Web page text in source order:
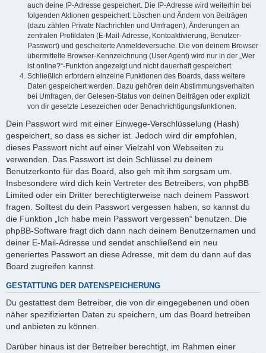
auch deine IP-Adresse gespeichert. Die IP-Adresse wird weiterhin bei
folgenden Aktionen gespeichert: Löschen und Ändern von Beiträgen
(dazu zählen Private Nachrichten und Umfragen), Änderungen an
zentralen Profildaten (E-Mail-Adresse, Kontoaktivierung, Benutzer-
Passwort) und gescheiterte Anmeldeversuche. Die von deinem Browser
übermittelte Browser-Kennzeichnung (User Agent) wird nur in der „Wer
ist online?“-Funktion angezeigt und nicht dauerhaft gespeichert.
Schließlich erfordern einzelne Funktionen des Boards, dass weitere
Daten gespeichert werden. Dazu gehören dein Abstimmungsverhalten
bei Umfragen, der Gelesen-Status von deinen Beiträgen oder explizit
von dir gesetzte Lesezeichen oder Benachrichtigungsfunktionen.
Dein Passwort wird mit einer Einwege-Verschlüsselung (Hash)
gespeichert, so dass es sicher ist. Jedoch wird dir empfohlen,
dieses Passwort nicht auf einer Vielzahl von Webseiten zu
verwenden. Das Passwort ist dein Schlüssel zu deinem
Benutzerkonto für das Board, also geh mit ihm sorgsam um.
Insbesondere wird dich kein Vertreter des Betreibers, von phpBB
Limited oder ein Dritter berechtigterweise nach deinem Passwort
fragen. Solltest du dein Passwort vergessen haben, so kannst du
die Funktion „Ich habe mein Passwort vergessen“ benutzen. Die
phpBB-Software fragt dich dann nach deinem Benutzernamen und
deiner E-Mail-Adresse und sendet anschließend ein neu
generiertes Passwort an diese Adresse, mit dem du dann auf das
Board zugreifen kannst.
GESTATTUNG DER DATENSPEICHERUNG
Du gestattest dem Betreiber, die von dir eingegebenen und oben
näher spezifizierten Daten zu speichern, um das Board betreiben
und anbieten zu können.
Darüber hinaus ist der Betreiber berechtigt, im Rahmen einer